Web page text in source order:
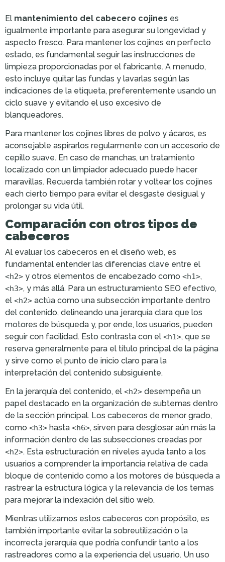
El mantenimiento del cabecero cojines es
igualmente importante para asegurar su longevidad y
aspecto fresco. Para mantener los cojines en perfecto
estado, es fundamental seguir las instrucciones de
limpieza proporcionadas por el fabricante. A menudo,
esto incluye quitar las fundas y lavarlas según las
indicaciones de la etiqueta, preferentemente usando un
ciclo suave y evitando el uso excesivo de
blanqueadores.
Para mantener los cojines libres de polvo y ácaros, es
aconsejable aspirarlos regularmente con un accesorio de
cepillo suave. En caso de manchas, un tratamiento
localizado con un limpiador adecuado puede hacer
maravillas. Recuerda también rotar y voltear los cojines
each cierto tiempo para evitar el desgaste desigual y
prolongar su vida útil.
Comparación con otros tipos de
cabeceros
Al evaluar los cabeceros en el diseño web, es
fundamental entender las diferencias clave entre el
<h2> y otros elementos de encabezado como <h1>,
<h3>, y más allá. Para un estructuramiento SEO efectivo,
el <h2> actúa como una subsección importante dentro
del contenido, delineando una jerarquía clara que los
motores de búsqueda y, por ende, los usuarios, pueden
seguir con facilidad. Esto contrasta con el <h1>, que se
reserva generalmente para el título principal de la página
y sirve como el punto de inicio claro para la
interpretación del contenido subsiguiente.
En la jerarquía del contenido, el <h2> desempeña un
papel destacado en la organización de subtemas dentro
de la sección principal. Los cabeceros de menor grado,
como <h3> hasta <h6>, sirven para desglosar aún más la
información dentro de las subsecciones creadas por
<h2>. Esta estructuración en niveles ayuda tanto a los
usuarios a comprender la importancia relativa de cada
bloque de contenido como a los motores de búsqueda a
rastrear la estructura lógica y la relevancia de los temas
para mejorar la indexación del sitio web.
Mientras utilizamos estos cabeceros con propósito, es
también importante evitar la sobreutilización o la
incorrecta jerarquía que podría confundir tanto a los
rastreadores como a la experiencia del usuario. Un uso